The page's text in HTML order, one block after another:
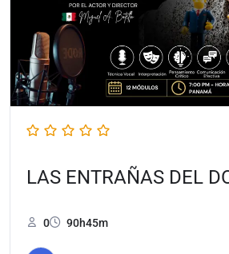
LAS ENTRAÑAS DEL
0 90h45m